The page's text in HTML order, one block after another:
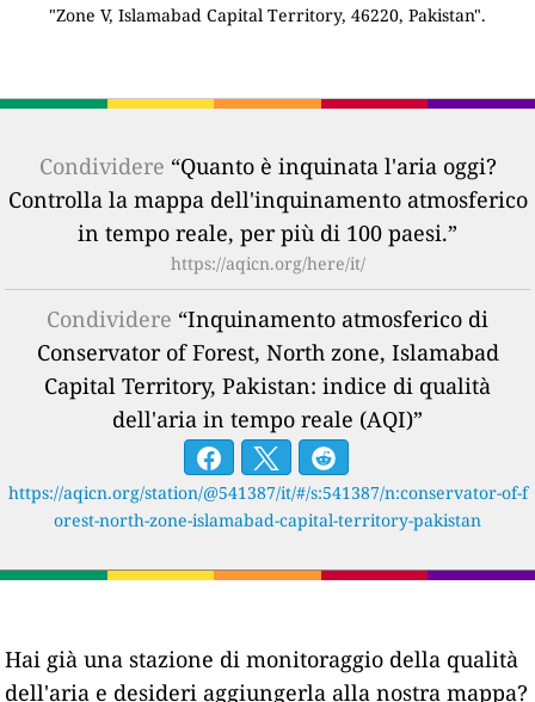
"Zone V, Islamabad Capital Territory, 46220, Pakistan".
Condividere “Quanto è inquinata l'aria oggi?
Controlla la mappa dell'inquinamento atmosferico
in tempo reale, per più di 100 paesi.”
https://aqicn.org/here/it/
Condividere “Inquinamento atmosferico di
Conservator of Forest, North zone, Islamabad
Capital Territory, Pakistan: indice di qualità
dell'aria in tempo reale (AQI)”
https://aqicn.org/station/@541387/it/#/s:541387/n:conservator-of-f
orest-north-zone-islamabad-capital-territory-pakistan
Hai già una stazione di monitoraggio della qualità
dell'aria e desideri aggiungerla alla nostra mappa?